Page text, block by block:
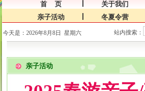
首 页 关于我们
亲子活动
冬夏令营
今天是：2026年8月8日 星期六 站内搜索：
亲子活动